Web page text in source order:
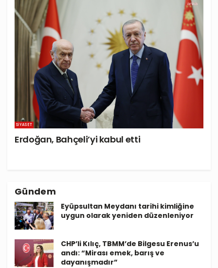
SIYASET
Erdoğan, Bahçeli’yi kabul etti
Gündem
Eyüpsultan Meydanı tarihi kimliğine
uygun olarak yeniden düzenleniyor
CHP’li Kılıç, TBMM’de Bilgesu Erenus’u
andı: “Mirası emek, barış ve
dayanışmadır”